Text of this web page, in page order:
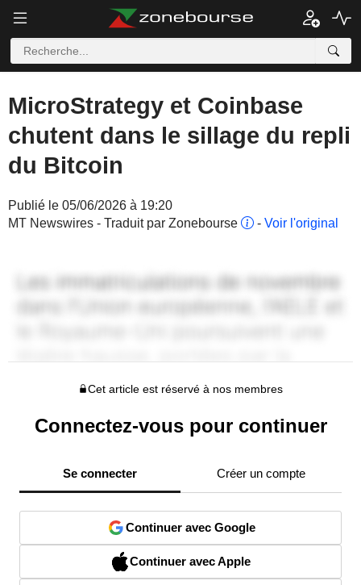
MicroStrategy et Coinbase
chutent dans le sillage du repli
du Bitcoin
Publié le 05/06/2026 à 19:20
MT Newswires - Traduit par Zonebourse
- Voir l'original
Cet article est réservé à nos membres
Connectez-vous pour continuer
Se connecter Créer un compte
Continuer avec Google
Continuer avec Apple